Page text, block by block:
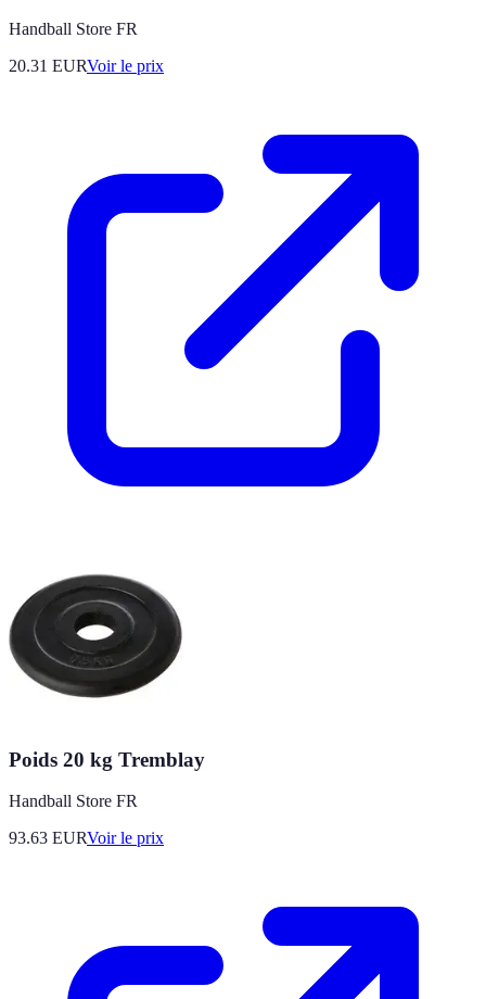
Handball Store FR
20.31 EURVoir le prix
Poids 20 kg Tremblay
Handball Store FR
93.63 EURVoir le prix